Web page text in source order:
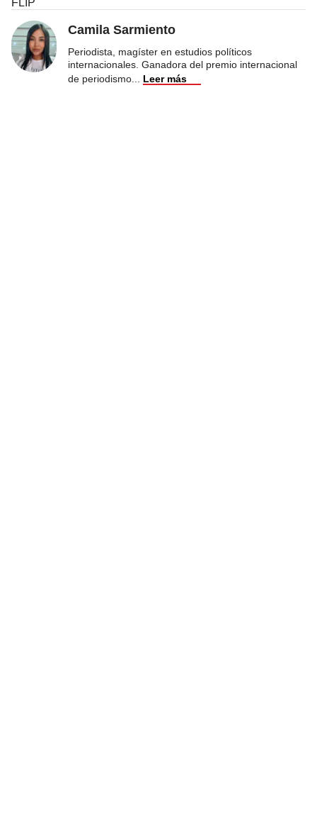
Camila Sarmiento
Periodista, magíster en estudios políticos
internacionales. Ganadora del premio internacional
de periodismo
Leer más